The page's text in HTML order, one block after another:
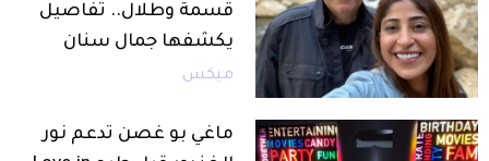
قسمة وطلال.. تفاصيل
يكشفها جمال سنان
ميكس
ماغي بو غصن تدعم نور